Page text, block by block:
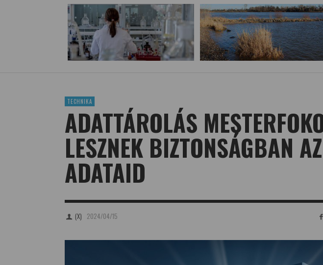
TECHNIKA
ADATTÁROLÁS
LESZNEK BIZTONSÁGBAN AZ
ADATAID
(X) 2024/04/15